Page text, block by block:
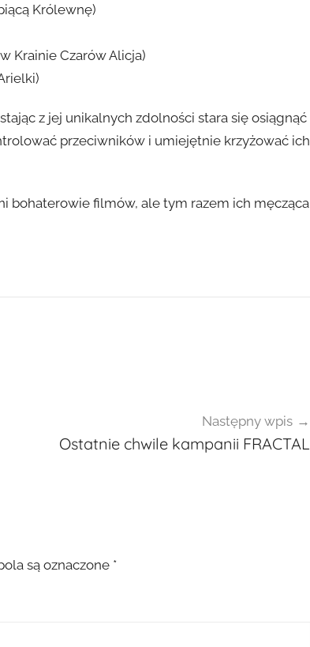
Królewnę)
Krainie Czarów Alicja)
z jej unikalnych zdolności stara się osiągnąć
przeciwników i umiejętnie krzyżować ich
bohaterowie filmów, ale tym razem ich męcząca
Następny wpis
Ostatnie chwile kampanii FRACTAL
są oznaczone *